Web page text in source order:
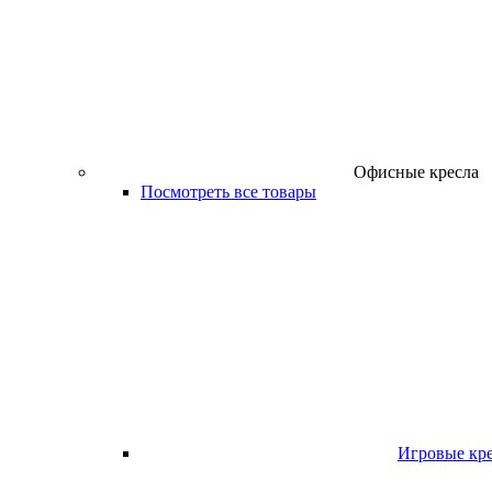
Офисные кресла
Посмотреть все товары
Игровые